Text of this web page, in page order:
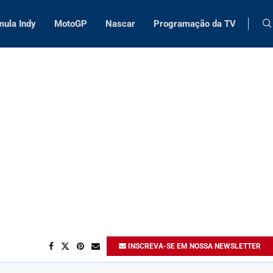
Indy MotoGP Nascar Programação da TV
INSCREVA-SE EM NOSSA NEWSLETTER